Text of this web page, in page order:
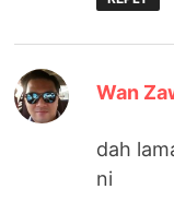
Wan
dah
ni